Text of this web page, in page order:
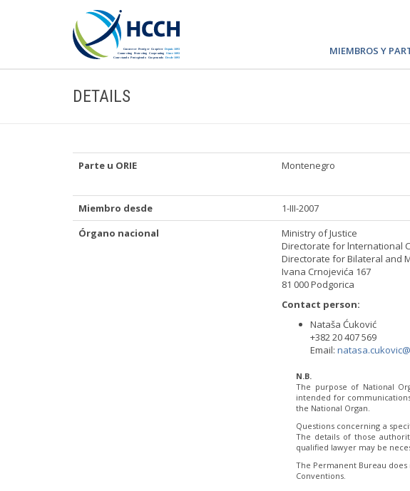
MIEMBROS Y
DETAILS
Parte u ORIE Montenegro
Miembro desde
1-III-2007
Órgano nacional
Ministry of Justice
Directorate for lnternational
Directorate for Bilateral and
Ivana Crnojevića 167
81 000 Podgorica
Contact person:
Nataša Ćuković
+382 20 407 569
Email:
N.B.
The purpose of National
intended for
the National Organ.
Questions concerning a
The details of those
qualified lawyer may be
The Permanent Bureau
Conventions.